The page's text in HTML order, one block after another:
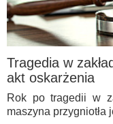
Tragedia w
akt oskarżenia
Rok po tragedii w
maszyna